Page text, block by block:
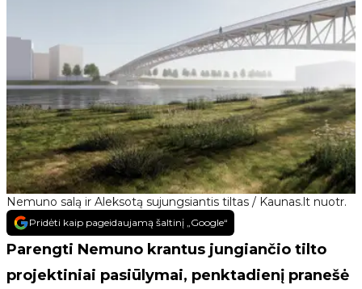
Nemuno salą ir Aleksotą sujungsiantis tiltas / Kaunas.lt nuotr.
Pridėti kaip pageidaujamą šaltinį „Google“
Parengti Nemuno krantus jungiančio tilto
projektiniai pasiūlymai, penktadienį pranešė